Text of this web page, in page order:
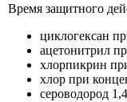
Время защитного
циклогексан
ацетонитрил
хлорпикрин
хлор при
сероводород